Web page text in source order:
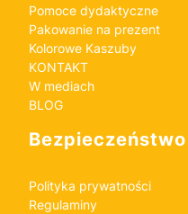
Pomoce dydaktyczne
Pakowanie na prezent
Kolorowe Kaszuby
KONTAKT
W mediach
BLOG
Bezpieczeństwo
Polityka prywatności
Regulaminy